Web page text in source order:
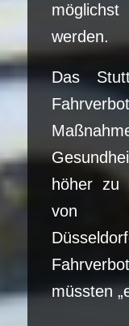
werden.
Das
höher zu
von
müssten